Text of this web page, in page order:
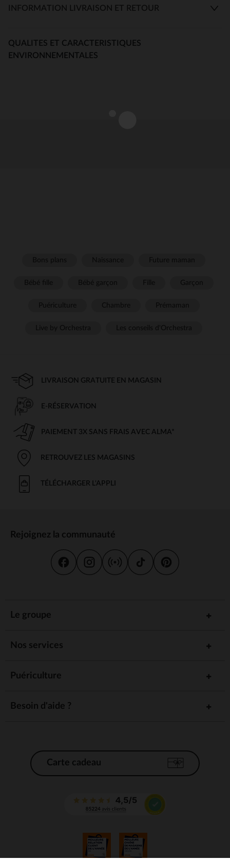
INFORMATION LIVRAISON ET RETOUR
QUALITES ET CARACTERISTIQUES
ENVIRONNEMENTALES
LIVRAISON GRATUITE EN MAGASIN
E-RÉSERVATION
PAIEMENT 3X SANS FRAIS AVEC ALMA*
RETROUVEZ LES MAGASINS
TÉLÉCHARGER L'APPLI
Rejoignez la communauté
Le groupe
Nos services
Puériculture
Besoin d'aide ?
Carte cadeau